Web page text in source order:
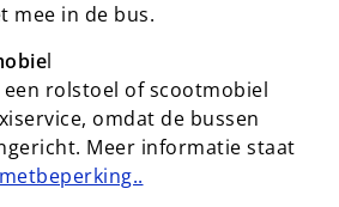
mee in de bus.
l
rolstoel of scootmobiel
omdat de bussen
Meer informatie staat